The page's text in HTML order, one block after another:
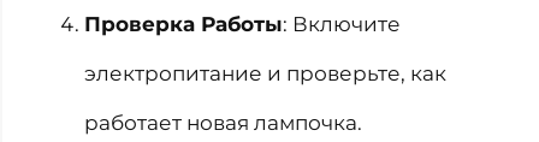
Проверка Работы: Включите
электропитание и проверьте, как
работает новая лампочка.